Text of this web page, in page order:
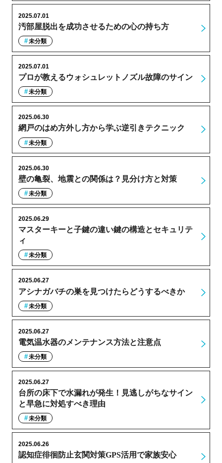
汚部屋脱出を成功させるための心の持ち方
2025.07.01
未分類
プロが教えるウォシュレットノズル故障のサイン
2025.07.01
未分類
網戸のはめ方外し方から学ぶ逆引きテクニック
2025.06.30
未分類
壁の亀裂、地震との関係は？見分け方と対策
2025.06.30
未分類
マスターキーと子鍵の違い鍵の構造とセキュリテ
ィ
2025.06.29
未分類
アシナガバチの巣を見つけたらどうするべきか
2025.06.27
未分類
電気温水器のメンテナンス方法と注意点
2025.06.27
未分類
台所の床下で水漏れが発生！見逃しがちなサイン
と早急に対処すべき理由
2025.06.27
未分類
認知症徘徊防止玄関対策GPS活用で家族安心
2025.06.26